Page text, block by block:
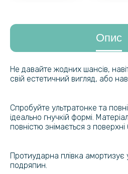
Опис
Не давайте жодних шансів,
свій естетичний вигляд, або
Спробуйте ультратонке та
ідеально гнучкій формі.
повністю знімається з
Протиударна плівка амортизує
подряпин.